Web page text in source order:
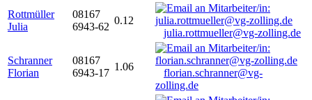
Rottmüller
Julia
08167
6943-62
0.12
julia.rottmueller@vg-zolling.de
Schranner
Florian
08167
6943-17
1.06
florian.schranner@vg-
zolling.de